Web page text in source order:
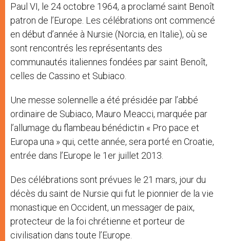
Paul VI, le 24 octobre 1964, a proclamé saint Benoît
patron de l’Europe. Les célébrations ont commencé
en début d’année à Nursie (Norcia, en Italie), où se
sont rencontrés les représentants des
communautés italiennes fondées par saint Benoît,
celles de Cassino et Subiaco.
Une messe solennelle a été présidée par l’abbé
ordinaire de Subiaco, Mauro Meacci, marquée par
l’allumage du flambeau bénédictin « Pro pace et
Europa una » qui, cette année, sera porté en Croatie,
entrée dans l’Europe le 1er juillet 2013.
Des célébrations sont prévues le 21 mars, jour du
décès du saint de Nursie qui fut le pionnier de la vie
monastique en Occident, un messager de paix,
protecteur de la foi chrétienne et porteur de
civilisation dans toute l’Europe.